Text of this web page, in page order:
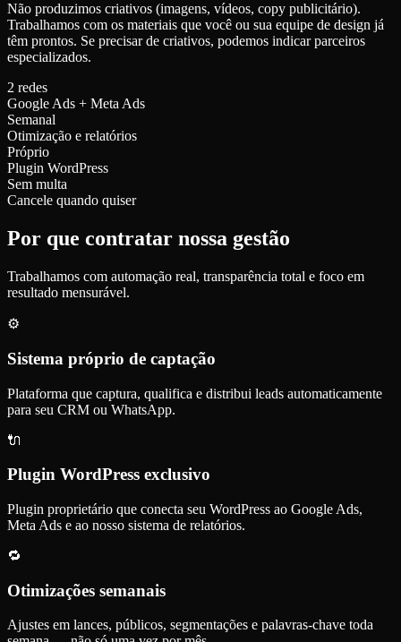
Não produzimos criativos (imagens, vídeos, copy publicitário).
Trabalhamos com os materiais que você ou sua equipe de design já
têm prontos. Se precisar de criativos, podemos indicar parceiros
especializados.
2 redes
Google Ads + Meta Ads
Semanal
Otimização e relatórios
Próprio
Plugin WordPress
Sem multa
Cancele quando quiser
Por que contratar nossa gestão
Trabalhamos com automação real, transparência total e foco em
resultado mensurável.
⚙️
Sistema próprio de captação
Plataforma que captura, qualifica e distribui leads automaticamente
para seu CRM ou WhatsApp.
🔌
Plugin WordPress exclusivo
Plugin proprietário que conecta seu WordPress ao Google Ads,
Meta Ads e ao nosso sistema de relatórios.
🔁
Otimizações semanais
Ajustes em lances, públicos, segmentações e palavras-chave toda